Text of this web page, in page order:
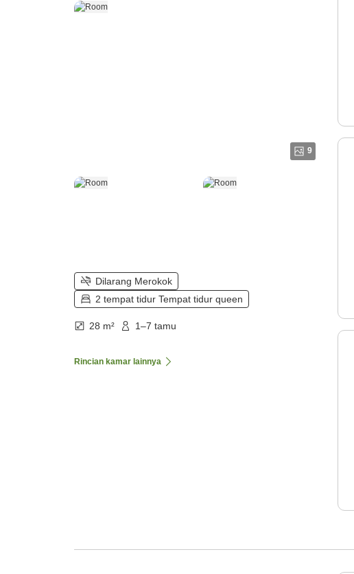
9
Dilarang Merokok
2 tempat tidur Tempat tidur queen
28 m² 1–7 tamu
Rincian kamar lainnya